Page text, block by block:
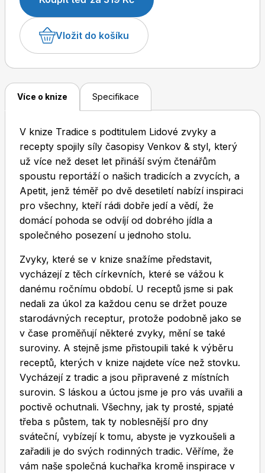
Dětské časopisy
Burda Best of
Burda Kids
Toprecepty.cz
zařadili je do svých rodinných tradic. Věříme, že vám
naše společná kuchařka kromě inspirace v kuchyni
připomene propojení mezi vámi a vašimi předky. Je
totiž důležité znát své kořeny a také chtít, aby se
naše lidové tradice a zvyky nestaly pouhou kapitolou
v učebnicích.
Vložit do košíku
Více o knize Specifikace
V knize Tradice s podtitulem Lidové zvyky a
recepty spojily síly časopisy Venkov & styl, který
už více než deset let přináší svým čtenářům
spoustu reportáží o našich tradicích a zvycích, a
Apetit, jenž téměř po dvě desetiletí nabízí inspiraci
pro všechny, kteří rádi dobře jedí a vědí, že
domácí pohoda se odvíjí od dobrého jídla a
společného posezení u jednoho stolu.
Zvyky, které se v knize snažíme představit,
vycházejí z těch církevních, které se vážou k
danému ročnímu období. U receptů jsme si pak
nedali za úkol za každou cenu se držet pouze
starodávných receptur, protože podobně jako se
v čase proměňují některé zvyky, mění se také
suroviny. A stejně jsme přistoupili také k výběru
receptů, kterých v knize najdete více než stovku.
Vycházejí z tradic a jsou připravené z místních
surovin. S láskou a úctou jsme je pro vás uvařili a
poctivě ochutnali. Všechny, jak ty prosté, spjaté
třeba s půstem, tak ty noblesnější pro dny
sváteční, vybízejí k tomu, abyste je vyzkoušeli a
zařadili je do svých rodinných tradic. Věříme, že
vám naše společná kuchařka kromě inspirace v